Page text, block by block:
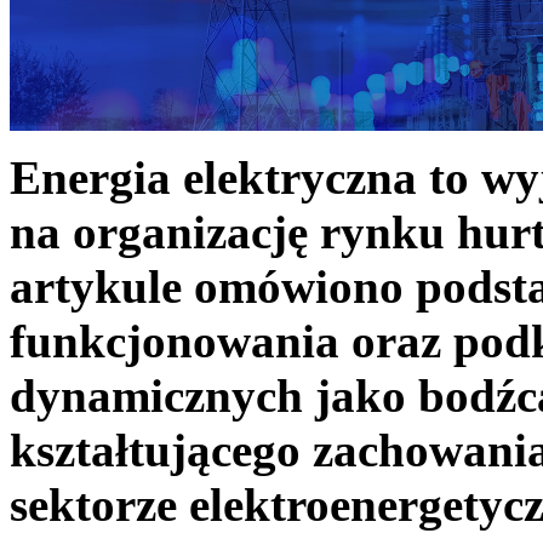
Energia elektryczna to
na organizację rynku
artykule omówiono
funkcjonowania oraz
dynamicznych jako
kształtującego
sektorze